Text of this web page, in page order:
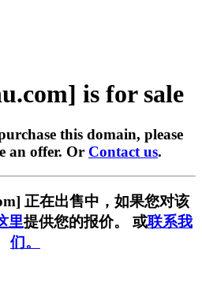
is for sale
this domain, please
an offer. Or Contact us.
正在出售中，如果您对该
里提供您的报价。 或联系我
们。